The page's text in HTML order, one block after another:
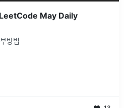
LeetCode May Daily
방법